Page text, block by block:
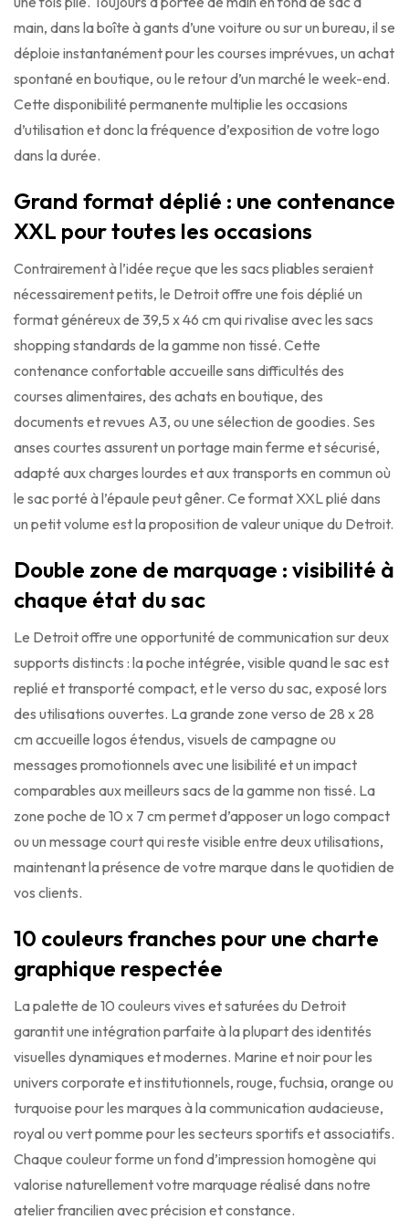
main, dans la boîte à gants d’une voiture ou sur un bureau, il se
déploie instantanément pour les courses imprévues, un achat
spontané en boutique, ou le retour d’un marché le week-end.
Cette disponibilité permanente multiplie les occasions
d’utilisation et donc la fréquence d’exposition de votre logo
dans la durée.
Grand format déplié : une contenance
XXL pour toutes les occasions
Contrairement à l’idée reçue que les sacs pliables seraient
nécessairement petits, le Detroit offre une fois déplié un
format généreux de 39,5 x 46 cm qui rivalise avec les sacs
shopping standards de la gamme non tissé. Cette
contenance confortable accueille sans difficultés des
courses alimentaires, des achats en boutique, des
documents et revues A3, ou une sélection de goodies. Ses
anses courtes assurent un portage main ferme et sécurisé,
adapté aux charges lourdes et aux transports en commun où
le sac porté à l’épaule peut gêner. Ce format XXL plié dans
un petit volume est la proposition de valeur unique du Detroit.
Double zone de marquage : visibilité à
chaque état du sac
Le Detroit offre une opportunité de communication sur deux
supports distincts : la poche intégrée, visible quand le sac est
replié et transporté compact, et le verso du sac, exposé lors
des utilisations ouvertes. La grande zone verso de 28 x 28
cm accueille logos étendus, visuels de campagne ou
messages promotionnels avec une lisibilité et un impact
comparables aux meilleurs sacs de la gamme non tissé. La
zone poche de 10 x 7 cm permet d’apposer un logo compact
ou un message court qui reste visible entre deux utilisations,
maintenant la présence de votre marque dans le quotidien de
vos clients.
10 couleurs franches pour une charte
graphique respectée
La palette de 10 couleurs vives et saturées du Detroit
garantit une intégration parfaite à la plupart des identités
visuelles dynamiques et modernes. Marine et noir pour les
univers corporate et institutionnels, rouge, fuchsia, orange ou
turquoise pour les marques à la communication audacieuse,
royal ou vert pomme pour les secteurs sportifs et associatifs.
Chaque couleur forme un fond d’impression homogène qui
valorise naturellement votre marquage réalisé dans notre
atelier francilien avec précision et constance.